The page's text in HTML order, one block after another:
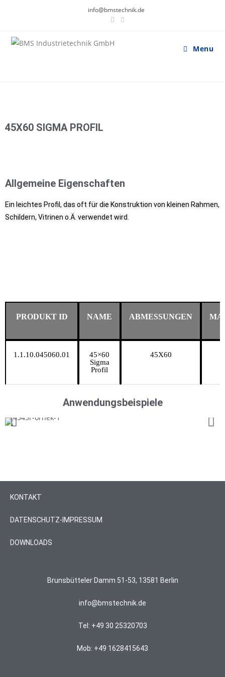
info@bmstechnik.de
Menu
45X60 SIGMA PROFIL
Allgemeine Eigenschaften
Ein leichtes Profil, das oft für die Konstruktion von kleinen Rahmen,
Schildern, Vitrinen o.Ä. verwendet wird.
PRODUKT ID NAME ABMESSUNGEN
1.1.10.045060.01
45×60
Sigma
Profil
45X60
Anwendungsbeispiele
KONTAKT
DATENSCHUTZ-IMPRESSUM
DOWNLOADS
Brunsbütteler Damm 51-53, 13581 Berlin
info@bmstechnik.de
Tel: +49 30 25320703
Mob: +49 1628415643